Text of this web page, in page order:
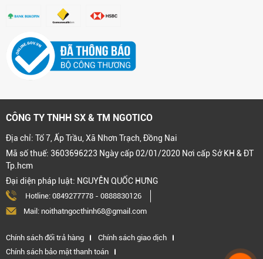
CÔNG TY TNHH SX & TM NGOTICO
Địa chỉ: Tổ 7, Ấp Trầu, Xã Nhơn Trạch, Đồng Nai
Mã số thuế: 3603696223 Ngày cấp 02/01/2020 Nơi cấp Sở KH & ĐT
Tp.hcm
Đại diện pháp luật: NGUYỄN QUỐC HƯNG
Hotline: 0849277778 - 0888830126
Mail: noithatngocthinh68@gmail.com
Chính sách đổi trả hàng
Chính sách giao dịch
Chính sách bảo mật thanh toán